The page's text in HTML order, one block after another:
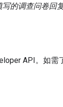
的调查问卷回
API。如需